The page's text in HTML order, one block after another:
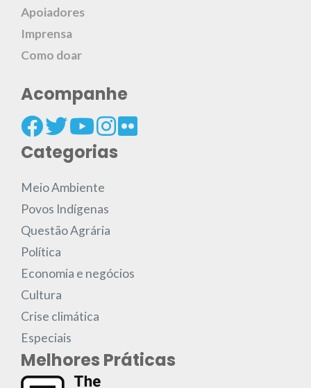
Apoiadores
Imprensa
Como doar
Acompanhe
Categorias
Meio Ambiente
Povos Indígenas
Questão Agrária
Política
Economia e negócios
Cultura
Crise climática
Especiais
Melhores Práticas